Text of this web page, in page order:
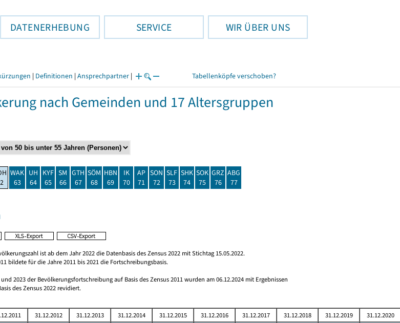
DATENERHEBUNG SERVICE WIR ÜBER UNS
| Definitionen | Ansprechpartner | Tabellenköpfe verschoben?
nach Gemeinden und 17 Altersgruppen
WAK
63
UH
64
KYF
65
SM
66
GTH
67
SÖM
68
HBN
69
IK
70
AP
71
SON
72
SLF
73
SHK
74
SOK
75
GRZ
76
ABG
77
ist ab dem Jahr 2022 die Datenbasis des Zensus 2022 mit Stichtag 15.05.2022.
bildete für die Jahre 2011 bis 2021 die Fortschreibungsbasis.
2023 der Bevölkerungsfortschreibung auf Basis des Zensus 2011 wurden am 06.12.2024 mit Ergebnissen
des Zensus 2022 revidiert.
31.12.2012 31.12.2013 31.12.2014 31.12.2015 31.12.2016 31.12.2017 31.12.2018 31.12.2019 31.12.2020